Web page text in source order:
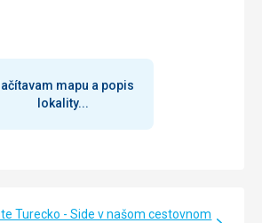
mapu a popis
lokality...
Turecko - Side v našom cestovnom